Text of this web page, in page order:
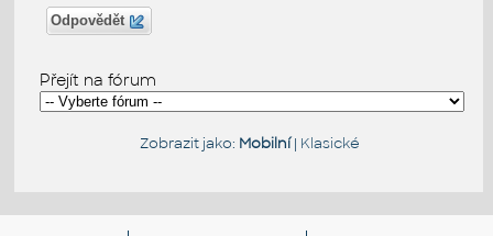
Odpovědět
Přejít na fórum
Zobrazit jako: Mobilní| Klasické